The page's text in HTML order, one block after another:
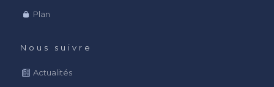
Plan
Nous suivre
Actualités